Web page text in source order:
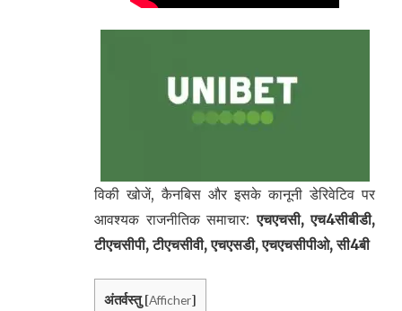
विकी खोजें, कैनबिस और इसके कानूनी डेरिवेटिव पर
आवश्यक राजनीतिक समाचार:एचएचसी, एच4सीबीडी,
टीएचसीपी, टीएचसीवी, एचएसडी, एचएचसीपीओ, सी4बी
अंतर्वस्तु [Afficher]